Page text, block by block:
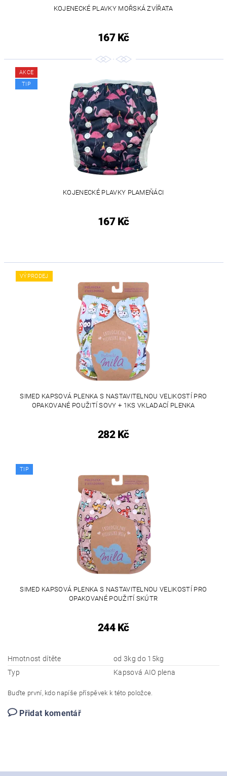
KOJENECKÉ PLAVKY MOŘSKÁ ZVÍŘATA
167 Kč
AKCE
TIP
KOJENECKÉ PLAVKY PLAMEŇÁCI
167 Kč
VÝPRODEJ
SIMED KAPSOVÁ PLENKA S NASTAVITELNOU VELIKOSTÍ PRO
OPAKOVANÉ POUŽITÍ SOVY + 1KS VKLADACÍ PLENKA
282 Kč
TIP
SIMED KAPSOVÁ PLENKA S NASTAVITELNOU VELIKOSTÍ PRO
OPAKOVANÉ POUŽITÍ SKÚTR
244 Kč
Hmotnost dítěte
od 3kg do 15kg
Typ
Kapsová AIO plena
Buďte první, kdo napíše příspěvek k této položce.
Přidat komentář